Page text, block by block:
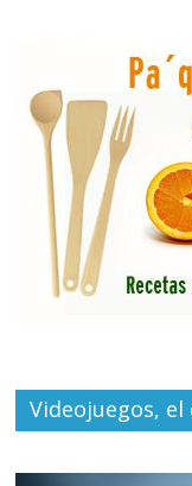
Videojuegos,